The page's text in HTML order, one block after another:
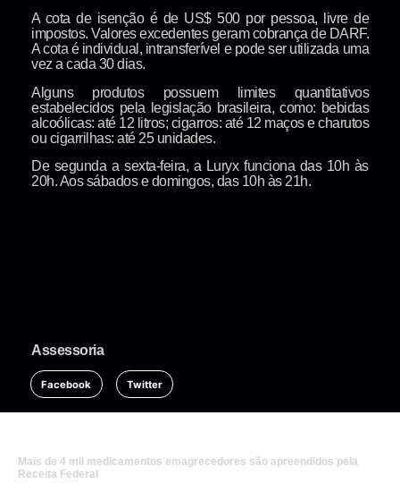
A cota de isenção é de US$ 500 por pessoa, livre de
impostos. Valores excedentes geram cobrança de DARF.
A cota é individual, intransferível e pode ser utilizada uma
vez a cada 30 dias.
Alguns produtos possuem limites quantitativos
estabelecidos pela legislação brasileira, como: bebidas
alcoólicas: até 12 litros; cigarros: até 12 maços e charutos
ou cigarrilhas: até 25 unidades.
De segunda a sexta-feira, a Luryx funciona das 10h às
20h. Aos sábados e domingos, das 10h às 21h.
Assessoria
Facebook Twitter
Mais de 4 mil medicamentos emagrecedores são apreendidos pela
Receita Federal